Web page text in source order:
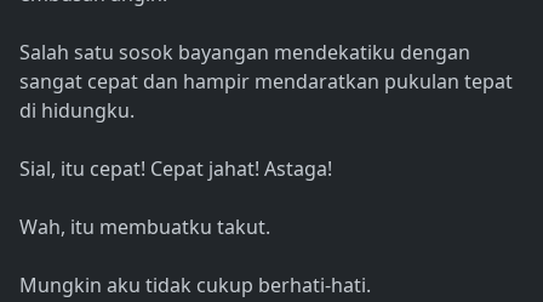
Salah satu sosok bayangan mendekatiku dengan
sangat cepat dan hampir mendaratkan pukulan tepat
di hidungku.
Sial, itu cepat! Cepat jahat! Astaga!
Wah, itu membuatku takut.
Mungkin aku tidak cukup berhati-hati.